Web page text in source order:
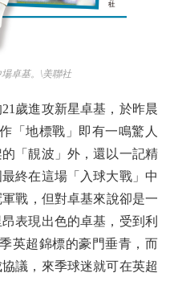
卓基。\美聯社
歲進攻新星卓基，於昨晨
「地標戰」即有一鳴驚人
「靚波」外，還以一記精
終在這場「入球大戰」中
戰，但對卓基來說卻是一
表現出色的卓基，受到利
英超錦標的豪門垂青，而
議，來季球迷就可在英超